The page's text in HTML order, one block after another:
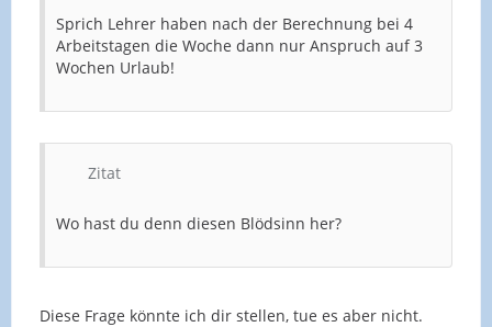
Sprich Lehrer haben nach der Berechnung bei 4
Arbeitstagen die Woche dann nur Anspruch auf 3
Wochen Urlaub!
Zitat
Wo hast du denn diesen Blödsinn her?
Diese Frage könnte ich dir stellen, tue es aber nicht.